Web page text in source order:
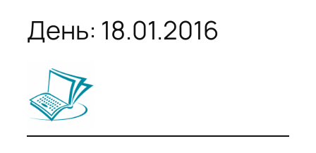
День: 18.01.2016